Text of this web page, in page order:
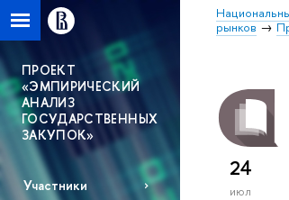
рынков
ПРОЕКТ
«ЭМПИРИЧЕСКИЙ
АНАЛИЗ
ГОСУДАРСТВЕННЫХ
ЗАКУПОК»
Участники
24
июл